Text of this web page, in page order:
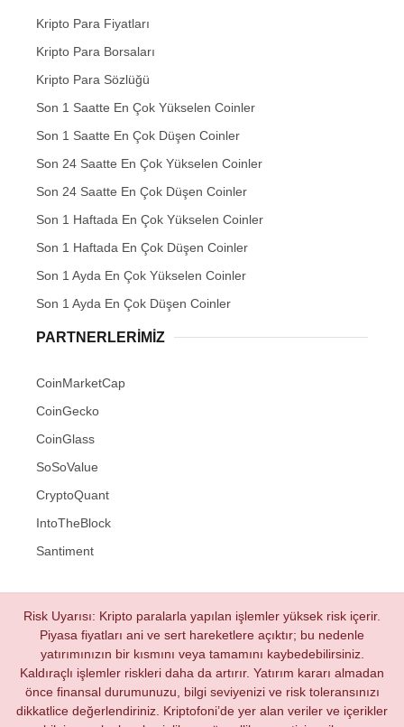
Kripto Para Fiyatları
Kripto Para Borsaları
Kripto Para Sözlüğü
Son 1 Saatte En Çok Yükselen Coinler
Son 1 Saatte En Çok Düşen Coinler
Son 24 Saatte En Çok Yükselen Coinler
Son 24 Saatte En Çok Düşen Coinler
Son 1 Haftada En Çok Yükselen Coinler
Son 1 Haftada En Çok Düşen Coinler
Son 1 Ayda En Çok Yükselen Coinler
Son 1 Ayda En Çok Düşen Coinler
PARTNERLERIMIZ
CoinMarketCap
CoinGecko
CoinGlass
SoSoValue
CryptoQuant
IntoTheBlock
Santiment
Risk Uyarısı: Kripto paralarla yapılan işlemler yüksek risk içerir.
Piyasa fiyatları ani ve sert hareketlere açıktır; bu nedenle
yatırımınızın bir kısmını veya tamamını kaybedebilirsiniz.
Kaldıraçlı işlemler riskleri daha da artırır. Yatırım kararı almadan
önce finansal durumunuzu, bilgi seviyenizi ve risk toleransınızı
dikkatlice değerlendiriniz. Kriptofoni’de yer alan veriler ve içerikler